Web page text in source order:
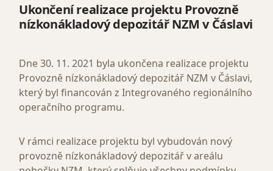
Ukončení realizace projektu Provozně
nízkonákladový depozitář NZM v Čáslavi
Dne 30. 11. 2021 byla ukončena realizace projektu
Provozně nízkonákladový depozitář NZM v Čáslavi,
který byl financován z Integrovaného regionálního
operačního programu.
V rámci realizace projektu byl vybudován nový
provozně nízkonákladový depozitář v areálu